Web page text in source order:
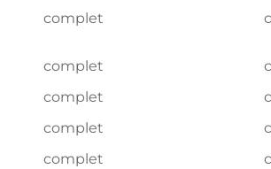
complet
complet
complet
complet
complet